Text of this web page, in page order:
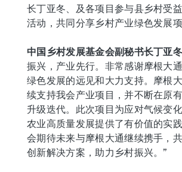
长丁亚冬、及各项目参与县乡村受
活动，共同分享乡村产业绿色发展项
中国乡村发展基金会副秘书长丁亚
振兴，产业先行。非常感谢摩根大
绿色发展的远见和大力支持。摩根
续支持我会产业项目，并不断在原
升级迭代。此次项目为应对气候变
农业高质量发展提供了有价值的实
会期待未来与摩根大通继续携手，
创新解决方案，助力乡村振兴。”